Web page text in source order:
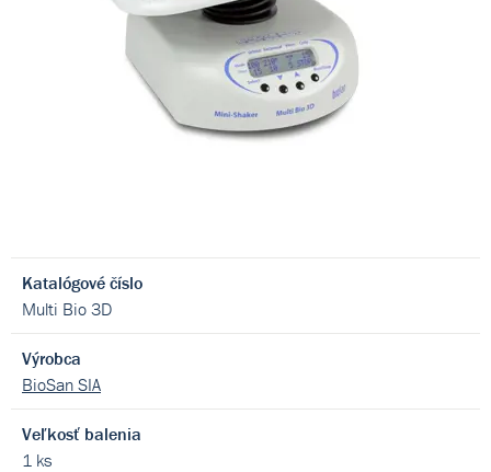
Katalógové číslo
Multi Bio 3D
Výrobca
BioSan SIA
Veľkosť balenia
1 ks